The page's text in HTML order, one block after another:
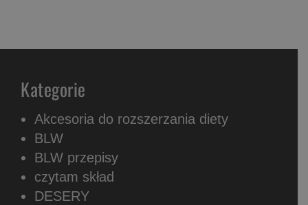
Kategorie
Akcesoria do rozszerzania diety
BLW
BLW przepisy
czytam skład
DESERY